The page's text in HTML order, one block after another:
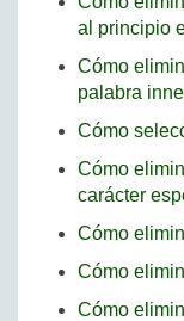
al principio
Cómo
palabra
Cómo
Cómo
carácter
Cómo
Cómo
Cómo